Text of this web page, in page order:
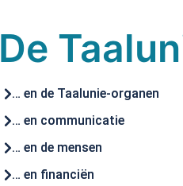
De
… en de Taalunie-organen
… en communicatie
… en de mensen
… en financiën